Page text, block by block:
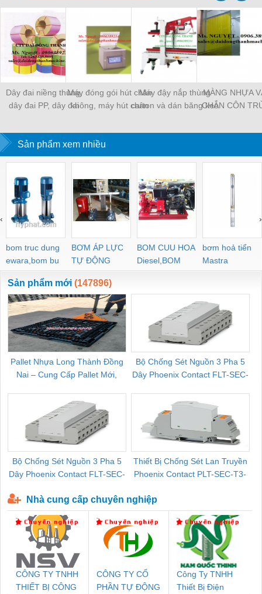
Dây đai niềng thùng,
dây đai PP, dây đai
Máy đóng gói hút chân
không, máy hút chân
Máy đậy nắp thùng
carton và dán băng keo
MÀNG NHỰA
CHẮN CÔN
KHO LẠNH,
Sản phẩm xem nhiều
bom truc dung
ewara,bom bu
ewara
BƠM ÁP LỰC
TỰ ĐỘNG
BOM CUU HOA
Diesel,BOM
CHUA CHAY
bơm hoả tiển
Mastra
‹ ›
Sản phẩm mới (147896)
Pallet Nhựa Long Thành Đồng
Nai – Cung Cấp Pallet Mới,
Bộ Chống Sét Nguồn 3 Pha 5
Dây Phoenix Contact FLT-SEC-
Bộ Chống Sét Nguồn 3 Pha 5
Dây Phoenix Contact FLT-SEC-
Thiết Bị Chống Sét Lan Truyền
Phoenix Contact PLT-SEC-T3-
Nhà cung cấp chuyên nghiệp
CÔNG TY TNHH
THIẾT BỊ CÔNG
CÔNG TY CỔ
PHẦN TỰ ĐỘNG
Công Ty TNHH
Thiết Bị Điện